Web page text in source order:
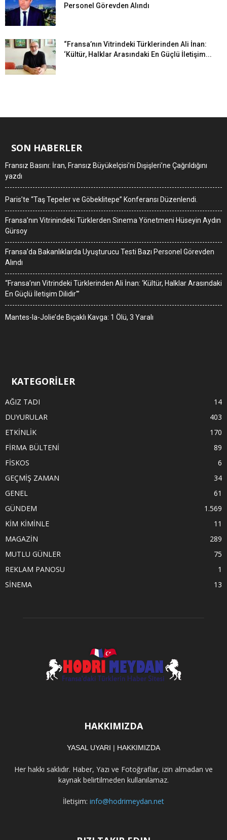
Personel Görevden Alındı
“Fransa’nın Vitrindeki Türklerinden Ali İnan:
‘Kültür, Halklar Arasındaki En Güçlü İletişim...
SON HABERLER
Fransız Basını: İran, Fransız Büyükelçisi’ni Dışişleri’ne Çağrıldığını
yazdı
Paris’te “Taş Tepeler ve Göbeklitepe” Konferansı Düzenlendi.
Fransa’nın Vitrinindeki Türklerden Sinema Yönetmeni Hüseyin Aydın
Gürsoy
Fransa’da Bakanlıklarda Uyuşturucu Testi Bazı Personel Görevden
Alındı
“Fransa’nın Vitrindeki Türklerinden Ali İnan: ‘Kültür, Halklar Arasındaki
En Güçlü İletişim Dilidir'”
Mantes-la-Jolie’de Bıçaklı Kavga: 1 Ölü, 3 Yaralı
KATEGORİLER
AĞIZ TADI
14
DUYURULAR
403
ETKİNLİK
170
FİRMA BÜLTENİ
89
FİSKOS
6
GEÇMİŞ ZAMAN
34
GENEL
61
GÜNDEM
1.569
KİM KİMİNLE
11
MAGAZİN
289
MUTLU GÜNLER
75
REKLAM PANOSU
1
SİNEMA
13
HAKKIMIZDA
YASAL UYARI | HAKKIMIZDA
Her hakkı saklıdır. Haber, Yazı ve Fotoğraflar, izin almadan ve
kaynak belirtilmeden kullanılamaz.
İletişim: info@hodrimeydan.net